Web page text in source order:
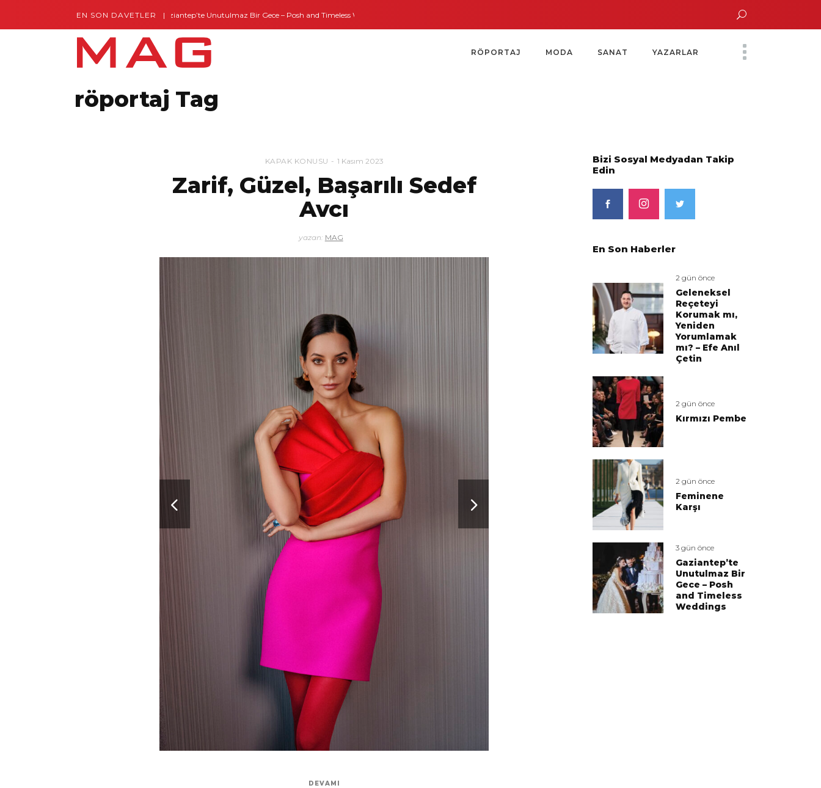
EN SON DAVETLER
Gaziantep’te Unutulmaz Bir Gece – Posh and Timeless Weddings Bodrum’dan İngiltere’ye Kısa Bir Yolculuk Yoko Ono Sergisi Özel Bir Davetle Açıldı
RÖPORTAJ MODA SANAT YAZARLAR
röportaj Tag
KAPAK KONUSU 1 Kasım 2023
Zarif, Güzel, Başarılı Sedef
Avcı
yazan: MAG
DEVAMI
Bizi Sosyal Medyadan Takip
Edin
En Son Haberler
2 gün önce
Geleneksel
Reçeteyi
Korumak mı,
Yeniden
Yorumlamak
mı? – Efe Anıl
Çetin
2 gün önce
Kırmızı Pembe
2 gün önce
Feminene
Karşı
3 gün önce
Gaziantep’te
Unutulmaz Bir
Gece – Posh
and Timeless
Weddings